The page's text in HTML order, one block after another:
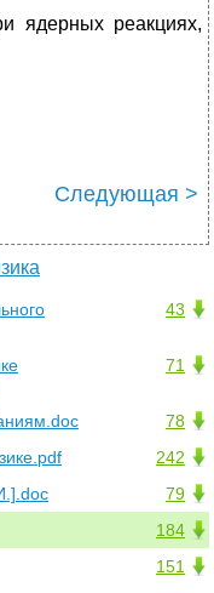
ядерных реакциях,
Следующая >
43
71
78
242
79
184
151